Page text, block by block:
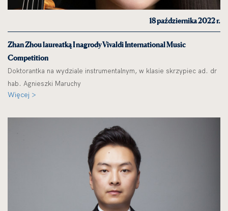
18 października 2022 r.
Zhan Zhou laureatką I nagrody Vivaldi International Music
Competition
Doktorantka na wydziale instrumentalnym, w klasie skrzypiec ad. dr
hab. Agnieszki Maruchy
Więcej >